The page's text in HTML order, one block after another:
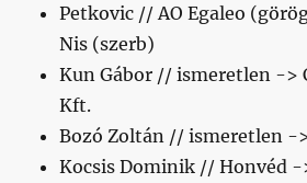
Petkovic // AO Egaleo
Nis (szerb)
Kun Gábor // ismeretlen ->
Kft.
Bozó Zoltán // ismeretlen -
Kocsis Dominik // Honvéd -